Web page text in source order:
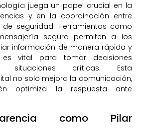
juega un papel crucial en la
y en la coordinación entre
de seguridad. Herramientas como
segura permiten a los
información de manera rápida y
vital para tomar decisiones
situaciones críticas. Esta
no solo mejora la comunicación,
optimiza la respuesta ante
como Pilar